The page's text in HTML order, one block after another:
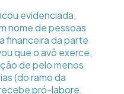
evidenciada,
nome de pessoas
financeira da parte
que o avô exerce,
de pelo menos
(do ramo da
pró-labore.